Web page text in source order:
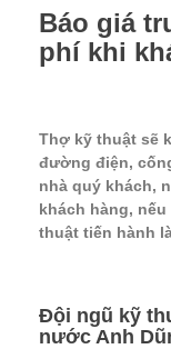
Báo giá
phí khi
Thợ kỹ thuật sẽ
đường điện,
nhà quý khách,
khách hàng,
thuật tiến hành
Đội ngũ kỹ
nước Anh